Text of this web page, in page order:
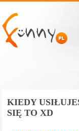
KIEDY
SIĘ TO XD